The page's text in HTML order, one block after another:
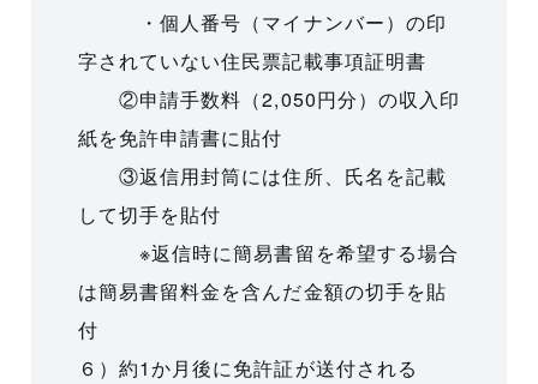
・個人番号（マイナンバー）の印
字されていない住民票記載事項証明書
②申請手数料（2,050円分）の収入印
紙を免許申請書に貼付
③返信用封筒には住所、氏名を記載
して切手を貼付
※返信時に簡易書留を希望する場合
は簡易書留料金を含んだ金額の切手を貼
付
６）約1か月後に免許証が送付される